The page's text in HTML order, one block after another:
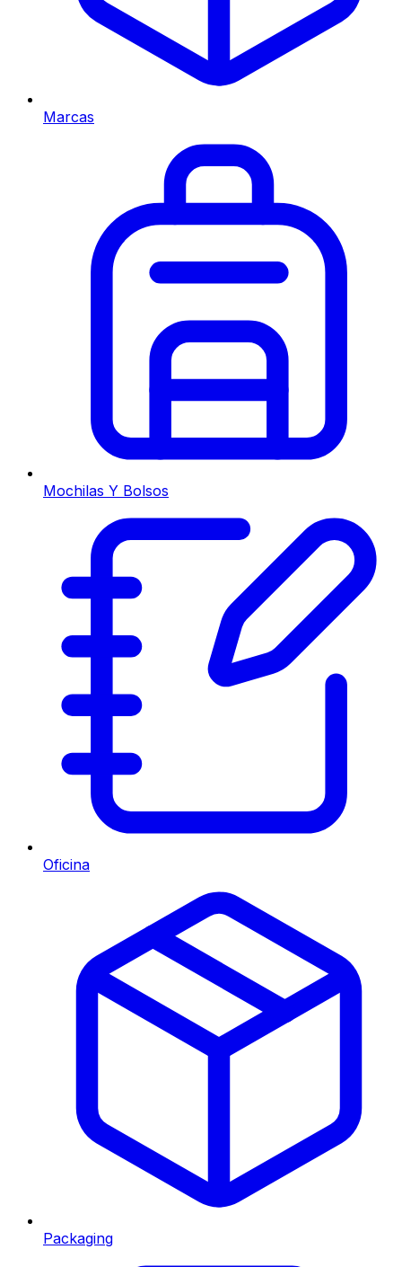
Marcas
Mochilas Y Bolsos
Oficina
Packaging